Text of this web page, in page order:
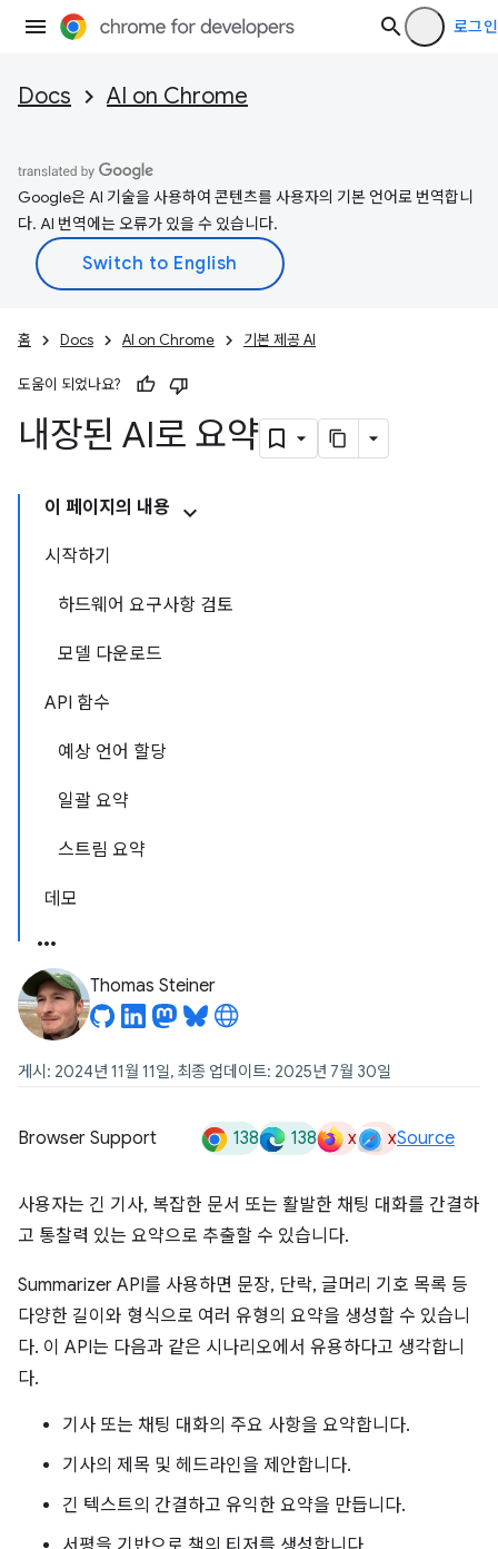
로그인
Docs AI on Chrome
Google은 AI 기술을 사용하여 콘텐츠를 사용자의 기본 언어로 번역합니
다. AI 번역에는 오류가 있을 수 있습니다.
홈 Docs AI on Chrome 기본 제공 AI
도움이 되었나요?
내장된 AI로 요약
이 페이지의 내용
시작하기
하드웨어 요구사항 검토
모델 다운로드
API 함수
예상 언어 할당
일괄 요약
스트림 요약
데모
Thomas Steiner
게시: 2024년 11월 11일, 최종 업데이트: 2025년 7월 30일
Browser Support 138 138 x xSource
사용자는 긴 기사, 복잡한 문서 또는 활발한 채팅 대화를 간결하
고 통찰력 있는 요약으로 추출할 수 있습니다.
Summarizer API를 사용하면 문장, 단락, 글머리 기호 목록 등
다양한 길이와 형식으로 여러 유형의 요약을 생성할 수 있습니
다. 이 API는 다음과 같은 시나리오에서 유용하다고 생각합니
다.
기사 또는 채팅 대화의 주요 사항을 요약합니다.
기사의 제목 및 헤드라인을 제안합니다.
긴 텍스트의 간결하고 유익한 요약을 만듭니다.